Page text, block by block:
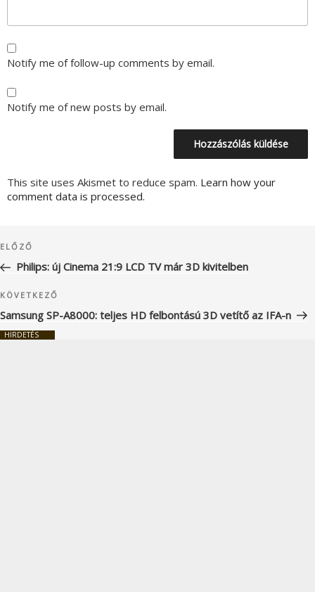
Notify me of follow-up comments by email.
Notify me of new posts by email.
This site uses Akismet to reduce spam. Learn how your
comment data is processed.
navigáció
Korábbi
bejegyzés
ELŐZŐ
Philips: új Cinema 21:9 LCD TV már 3D kivitelben
Következő
bejegyzés
KÖVETKEZŐ
Samsung SP-A8000: teljes HD felbontású 3D vetítő az IFA-n
HIRDETÉS